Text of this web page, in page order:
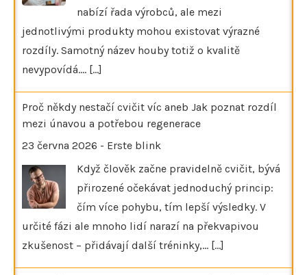
nabízí řada výrobců, ale mezi
jednotlivými produkty mohou existovat výrazné
rozdíly. Samotný název houby totiž o kvalitě
nevypovídá.… [...]
Proč někdy nestačí cvičit víc aneb Jak poznat rozdíl
mezi únavou a potřebou regenerace
23 června 2026 - Erste blink
Když člověk začne pravidelně cvičit, bývá
přirozené očekávat jednoduchý princip:
čím více pohybu, tím lepší výsledky. V
určité fázi ale mnoho lidí narazí na překvapivou
zkušenost – přidávají další tréninky,… [...]